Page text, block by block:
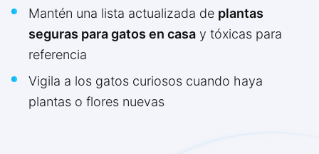
Mantén una lista actualizada de plantas
seguras para gatos en casa y tóxicas para
referencia
Vigila a los gatos curiosos cuando haya
plantas o flores nuevas